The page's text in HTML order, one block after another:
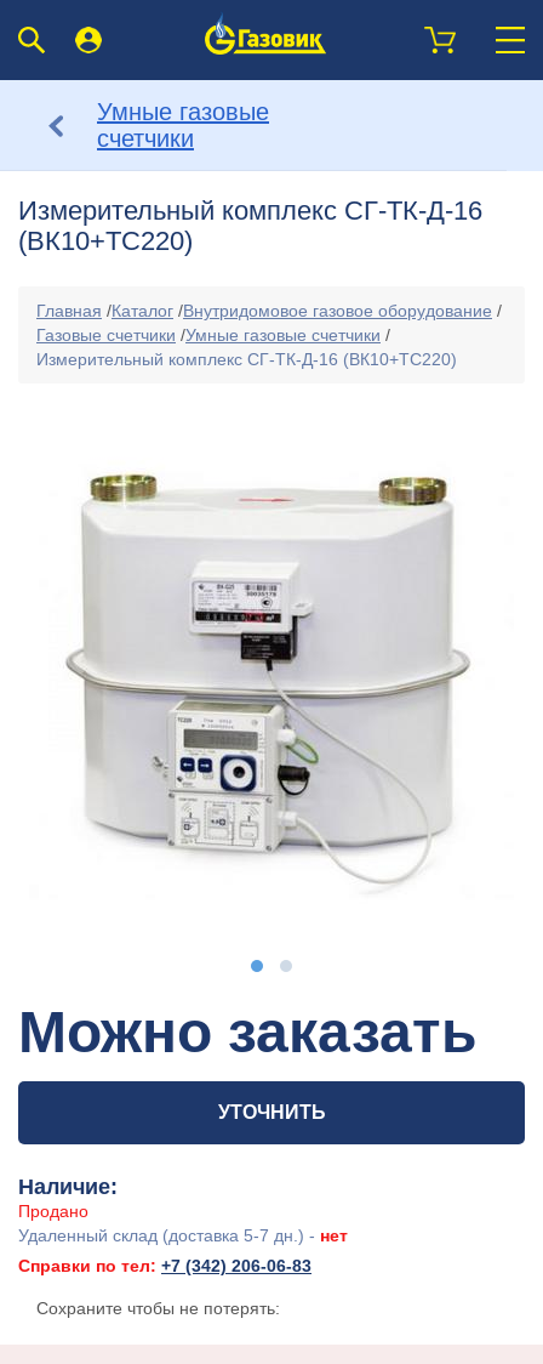
Умные газовые
счетчики
Измерительный комплекс СГ-ТК-Д-16
(ВК10+ТС220)
Главная /Каталог /Внутридомовое газовое оборудование /
Газовые счетчики /Умные газовые счетчики /
Измерительный комплекс СГ-ТК-Д-16 (ВК10+ТС220)
Можно заказать
УТОЧНИТЬ
Наличие:
Продано
Удаленный склад (доставка 5-7 дн.) - нет
Справки по тел: +7 (342) 206-06-83
Сохраните чтобы не потерять: